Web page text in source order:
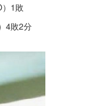
1敗
4敗2分